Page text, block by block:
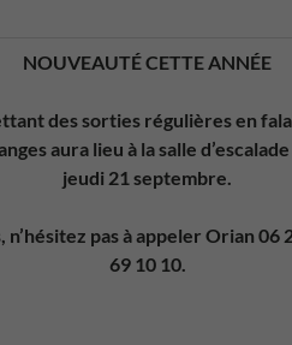
NOUVEAUTÉ CETTE ANNÉE
des sorties régulières en
aura lieu à la salle
jeudi 21 septembre.
pas à appeler Orian 06
69 10 10.